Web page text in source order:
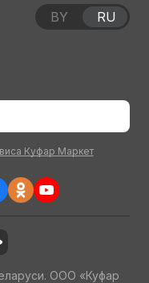
Куфар Маркет
BY RU
ООО «Куфар